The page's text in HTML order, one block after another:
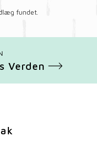
fundet.
Verden